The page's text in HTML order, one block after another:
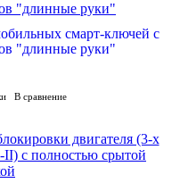
смарт-ключей с
"длинные руки"
В сравнение